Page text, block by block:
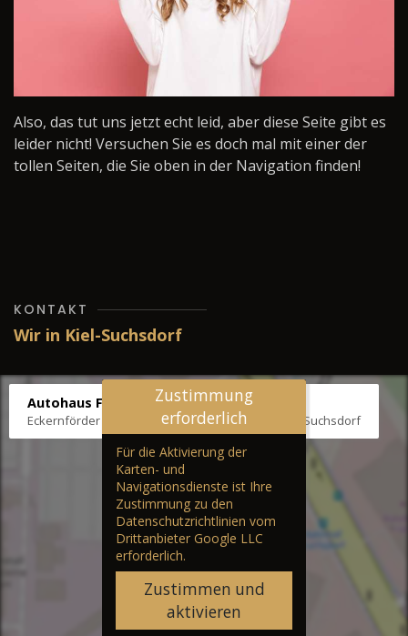
Also, das tut uns jetzt echt leid, aber diese Seite gibt es
leider nicht! Versuchen Sie es doch mal mit einer der
tollen Seiten, die Sie oben in der Navigation finden!
KONTAKT
Wir in Kiel-Suchsdorf
Autohaus Fräter
Eckernförder Str. /Klausbrooker Weg 1, 24107 Kiel-Suchsdorf
Zustimmung
erforderlich
Für die Aktivierung der
Karten- und
Navigationsdienste ist Ihre
Zustimmung zu den
Datenschutzrichtlinien vom
Drittanbieter Google LLC
erforderlich.
Zustimmen und
aktivieren